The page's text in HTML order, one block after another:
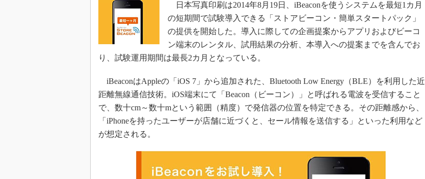
AUTOMOTIVE WORLD
産業オープンネット展
無償設計ツール
3Dプリンタ
デジタルツインとCAE
イノベーション
製造業ビッグデータ
メイドインジャパン
海外生産
日本写真印刷は2014年8月19日、iBeaconを使うシステムを最短1カ月
の短期間で試験導入できる「ストアビーコン・簡単スタートパック」
の提供を開始した。導入に際しての企画提案からアプリおよびビーコ
ン端末のレンタル、試用結果の分析、本導入への提案までを含んでお
り、試験運用期間は最長2カ月となっている。
iBeaconはAppleの「iOS 7」から追加された、Bluetooth Low Energy（BLE）を利用した近
距離無線通信技術。iOS端末にて「Beacon（ビーコン）」と呼ばれる電波を受信すること
で、数十cm～数十mという範囲（精度）で発信器の位置を特定できる。その距離感から、
「iPhoneを持ったユーザーが店舗に近づくと、セール情報を送信する」といった利用など
が想定される。